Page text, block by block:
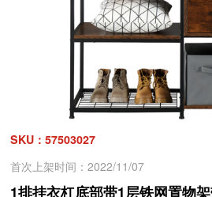
SKU：57503027
首次上架时间：2022/11/07
1排挂衣杠底部带1层铁网置物